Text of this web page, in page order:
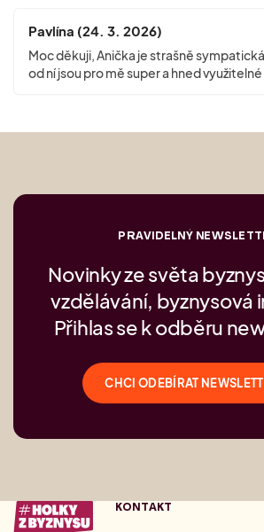
Pavlína (24. 3. 2026)
Moc děkuji, Anička je strašně
od ní jsou pro mě super a hned využitelné
PRAVIDELNÝ
Novinky ze světa
vzdělávání, byznysová
Přihlas se k odběru
CHCI ODEBÍRAT
KONTAKT